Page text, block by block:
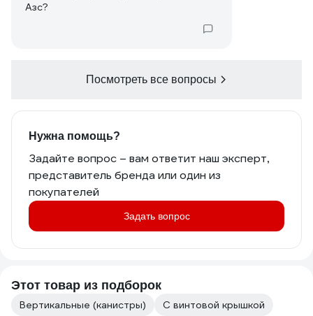
Азс?
Посмотреть все вопросы
Нужна помощь?
Задайте вопрос – вам ответит наш эксперт,
представитель бренда или один из
покупателей
Задать вопрос
Этот товар из подборок
Вертикальные (канистры)
С винтовой крышкой